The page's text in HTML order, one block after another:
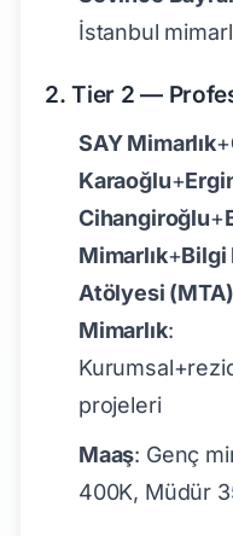
İstanbul
2. Tier 2 —
SAY Mimarlık+
Karaoğlu+
Cihangiroğlu+
Mimarlık+Bilgi
Atölyesi (MTA)
Mimarlık:
projeleri
Maaş: Genç
400K, Müdür